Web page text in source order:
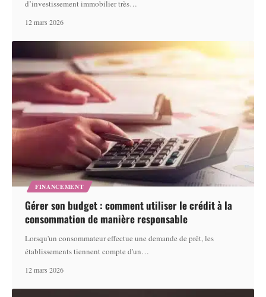
d’investissement immobilier très…
12 mars 2026
FINANCEMENT
Gérer son budget : comment utiliser le crédit à la
consommation de manière responsable
Lorsqu'un consommateur effectue une demande de prêt, les
établissements tiennent compte d'un…
12 mars 2026